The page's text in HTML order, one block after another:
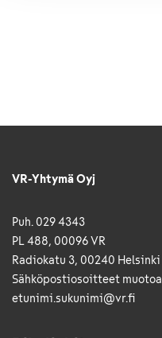
VR-Yhtymä Oyj
Puh. 029 4343
PL 488, 00096 VR
Radiokatu 3, 00240 Helsinki
Sähkö­posti­osoitteet muotoa
etunimi.sukunimi@vr.fi